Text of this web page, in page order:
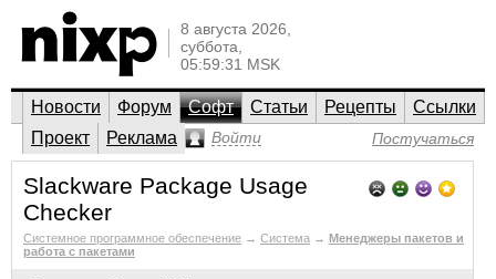
8 августа 2026,
суббота,
05:59:31 MSK
Новости Форум Софт Статьи Рецепты
Ссылки
Проект
Реклама Войти Постучаться
Slackware Package Usage
Checker
Системное программное обеспечение → Система → Менеджеры пакетов и
работа с пакетами